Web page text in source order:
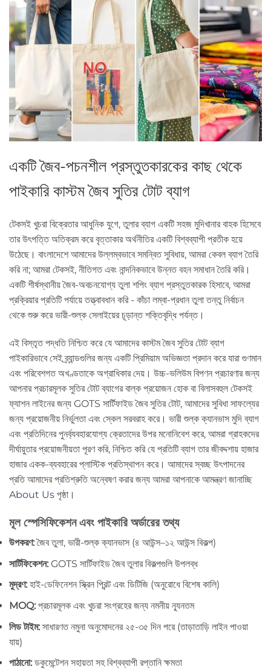
একটি জৈব-পচনশীল প্রস্তুতকারকের কাছ থেকে
পাইকারি কাস্টম জৈব সুতির টোট ব্যাগ
টেকসই খুচরা বিক্রেতার আধুনিক যুগে, তুলার ব্যাগ একটি সহজ মুদিখানার বাহক হিসেবে
তার উৎপত্তি অতিক্রম করে বৃত্তাকার অর্থনীতির একটি বিশ্বব্যাপী প্রতীক হয়ে
উঠেছে। বাংলাদেশে আমাদের উল্লম্বভাবে সমন্বিত সুবিধায়, আমরা কেবল ব্যাগ তৈরি
করি না; আমরা টেকসই, নীতিগত এবং নান্দনিকভাবে উন্নত বহন সমাধান তৈরি করি।
একটি শীর্ষস্থানীয় জৈব-অবচনযোগ্য তুলা শপিং ব্যাগ প্রস্তুতকারক হিসাবে, আমরা
প্রক্রিয়ার প্রতিটি পর্যায়ে তত্ত্বাবধান করি - কাঁচা লম্বা-প্রধান তুলা তন্তু নির্বাচন
থেকে শুরু করে ভারী-শুল্ক সেলাইয়ের চূড়ান্ত শক্তিবৃদ্ধি পর্যন্ত।
এই বিস্তৃত পদ্ধতি নিশ্চিত করে যে আমাদের কাস্টম জৈব সুতির টোট ব্যাগ
পাইকারিভাবে সেই ব্র্যান্ডগুলির জন্য একটি প্রিমিয়াম অভিজ্ঞতা প্রদান করে যারা গুণমান
এবং পরিবেশগত অখণ্ডতাকে অগ্রাধিকার দেয়। উচ্চ-ভলিউম বিপণন প্রচারণার জন্য
আপনার প্রচারমূলক সুতির টোট ব্যাগের বাল্ক প্রয়োজন হোক বা বিলাসবহুল টেকসই
ফ্যাশন লাইনের জন্য GOTS সার্টিফাইড জৈব সুতির টোট, আমাদের সুবিধা সাফল্যের
জন্য প্রয়োজনীয় নির্ভুলতা এবং স্কেল সরবরাহ করে। ভারী শুল্ক ক্যানভাস মুদি ব্যাগ
এবং প্রতিদিনের পুনর্ব্যবহারযোগ্য ক্রেতাদের উপর মনোনিবেশ করে, আমরা গ্রাহকদের
দীর্ঘায়ুতার প্রয়োজনীয়তা পূরণ করি, নিশ্চিত করি যে প্রতিটি ব্যাগ তার জীবদ্দশায় হাজার
হাজার একক-ব্যবহারের প্লাস্টিক প্রতিস্থাপন করে। আমাদের স্বচ্ছ উৎপাদনের
প্রতি আমাদের প্রতিশ্রুতি অন্বেষণ করার জন্য আমরা আপনাকে আমন্ত্রণ জানাচ্ছি
About Us পৃষ্ঠা।
মূল স্পেসিফিকেশন এবং পাইকারি অর্ডারের তথ্য
উপকরণ:জৈব তুলা, ভারী-শুল্ক ক্যানভাস (৪ আউন্স–১২ আউন্স বিকল্প)
সার্টিফিকেশন: GOTS সার্টিফাইড জৈব তুলার বিকল্পগুলি উপলব্ধ
মুদ্রণ: হাই-ডেফিনেশন স্ক্রিন প্রিন্ট এবং ডিটিজি (অনুরোধে বিশেষ কালি)
MOQ: প্রচারমূলক এবং খুচরা সংগ্রহের জন্য নমনীয় ন্যূনতম
লিড টাইম: সাধারণত নমুনা অনুমোদনের ২৫-৩৫ দিন পরে (তাড়াতাড়ি লাইন পাওয়া
যায়)
পাঠানো: ডকুমেন্টেশন সহায়তা সহ বিশ্বব্যাপী রপ্তানি ক্ষমতা